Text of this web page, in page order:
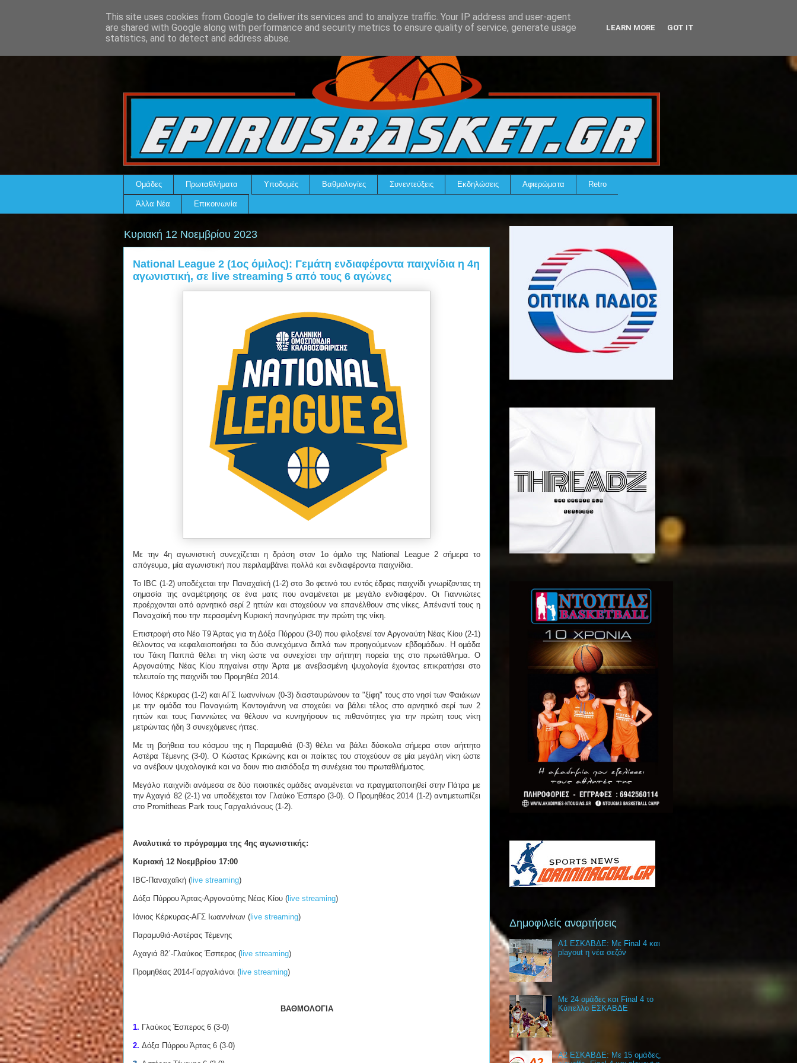
Ομάδες Πρωταθλήματα Υποδομές Βαθμολογίες Συνεντεύξεις Εκδηλώσεις Αφιερώματα Retro
Άλλα Νέα Επικοινωνία
Κυριακή 12 Νοεμβρίου 2023
National League 2 (1ος όμιλος): Γεμάτη ενδιαφέροντα παιχνίδια η 4η
αγωνιστική, σε live streaming 5 από τους 6 αγώνες
Με την 4η αγωνιστική συνεχίζεται η δράση στον 1ο όμιλο της National League 2 σήμερα το
απόγευμα, μία αγωνιστική που περιλαμβάνει πολλά και ενδιαφέροντα παιχνίδια.
Το IBC (1-2) υποδέχεται την Παναχαϊκή (1-2) στο 3ο φετινό του εντός έδρας παιχνίδι γνωρίζοντας τη
σημασία της αναμέτρησης σε ένα ματς που αναμένεται με μεγάλο ενδιαφέρον. Οι Γιαννιώτες
προέρχονται από αρνητικό σερί 2 ηττών και στοχεύουν να επανέλθουν στις νίκες. Απέναντί τους η
Παναχαϊκή που την περασμένη Κυριακή πανηγύρισε την πρώτη της νίκη.
Επιστροφή στο Νέο Τ9 Άρτας για τη Δόξα Πύρρου (3-0) που φιλοξενεί τον Αργοναύτη Νέας Κίου (2-1)
θέλοντας να κεφαλαιοποιήσει τα δύο συνεχόμενα διπλά των προηγούμενων εβδομάδων. Η ομάδα
του Τάκη Παππά θέλει τη νίκη ώστε να συνεχίσει την αήττητη πορεία της στο πρωτάθλημα. Ο
Αργοναύτης Νέας Κίου πηγαίνει στην Άρτα με ανεβασμένη ψυχολογία έχοντας επικρατήσει στο
τελευταίο της παιχνίδι του Προμηθέα 2014.
Ιόνιος Κέρκυρας (1-2) και ΑΓΣ Ιωαννίνων (0-3) διασταυρώνουν τα "ξίφη" τους στο νησί των Φαιάκων
με την ομάδα του Παναγιώτη Κοντογιάννη να στοχεύει να βάλει τέλος στο αρνητικό σερί των 2
ηττών και τους Γιαννιώτες να θέλουν να κυνηγήσουν τις πιθανότητες για την πρώτη τους νίκη
μετρώντας ήδη 3 συνεχόμενες ήττες.
Με τη βοήθεια του κόσμου της η Παραμυθιά (0-3) θέλει να βάλει δύσκολα σήμερα στον αήττητο
Αστέρα Τέμενης (3-0). Ο Κώστας Κρικώνης και οι παίκτες του στοχεύουν σε μία μεγάλη νίκη ώστε
να ανέβουν ψυχολογικά και να δουν πιο αισιόδοξα τη συνέχεια του πρωταθλήματος.
Μεγάλο παιχνίδι ανάμεσα σε δύο ποιοτικές ομάδες αναμένεται να πραγματοποιηθεί στην Πάτρα με
την Αχαγιά 82 (2-1) να υποδέχεται τον Γλαύκο Έσπερο (3-0). Ο Προμηθέας 2014 (1-2) αντιμετωπίζει
στο Promitheas Park τους Γαργαλιάνους (1-2).
Αναλυτικά το πρόγραμμα της 4ης αγωνιστικής:
Κυριακή 12 Νοεμβρίου 17:00
IBC-Παναχαϊκή ( live streaming)
Δόξα Πύρρου Άρτας-Αργοναύτης Νέας Κίου ( live streaming)
Ιόνιος Κέρκυρας-ΑΓΣ Ιωαννίνων ( live streaming)
Παραμυθιά-Αστέρας Τέμενης
Αχαγιά 82΄-Γλαύκος Έσπερος ( live streaming)
Προμηθέας 2014-Γαργαλιάνοι ( live streaming)
ΒΑΘΜΟΛΟΓΙΑ
1. Γλαύκος Έσπερος 6 (3-0)
2. Δόξα Πύρρου Άρτας 6 (3-0)
Δημοφιλείς αναρτήσεις
Α1 ΕΣΚΑΒΔΕ: Με Final 4 και
playout η νέα σεζόν
Με 24 ομάδες και Final 4 το
Κύπελλο ΕΣΚΑΒΔΕ
Α2 ΕΣΚΑΒΔΕ: Με 15 ομάδες,
This site uses cookies from Google to deliver its services and to analyze traffic. Your IP address and user-agent
are shared with Google along with performance and security metrics to ensure quality of service, generate usage
statistics, and to detect and address abuse.
LEARN MORE GOT IT